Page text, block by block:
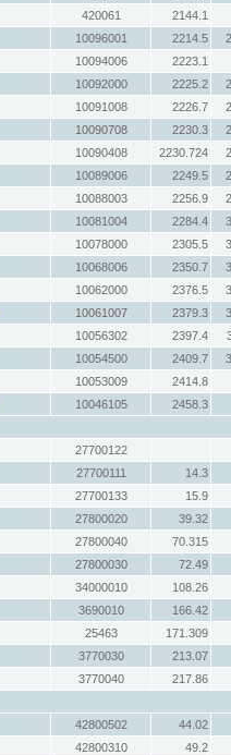
420061
2144.1
10096001 2214.5
10094006
2223.1
10092000 2225.2
10091008 2226.7
10090708 2230.3
10090408 2230.724
10089006 2249.5
10088003 2256.9
10081004 2284.4
10078000 2305.5
10068006 2350.7
10062000 2376.5
10061007 2379.3
10056302 2397.4
10054500 2409.7
10053009
2414.8
10046105
2458.3
27700122
27700111
14.3
27700133
15.9
27800020
39.32
27800040
70.315
27800030
72.49
34000010
108.26
3690010
166.42
25463
171.309
3770030
213.07
3770040
217.86
42800502
44.02
42800310
49.2